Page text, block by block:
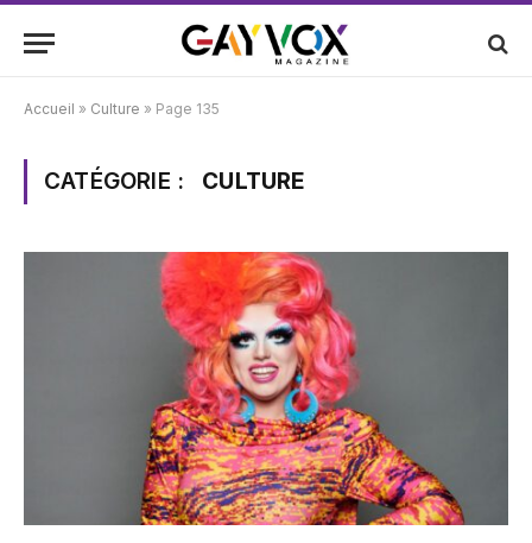
Accueil » Culture » Page 135
CATÉGORIE : CULTURE